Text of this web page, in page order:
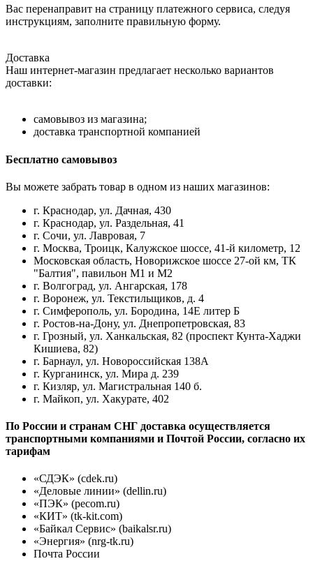
Вас перенаправит на страницу платежного сервиса, следуя
инструкциям, заполните правильную форму.
Доставка
Наш интернет-магазин предлагает несколько вариантов
доставки:
самовывоз из магазина;
доставка транспортной компанией
Бесплатно самовывоз
Вы можете забрать товар в одном из наших магазинов:
г. Краснодар, ул. Дачная, 430
г. Краснодар, ул. Раздельная, 41
г. Сочи, ул. Лавровая, 7
г. Москва, Троицк, Калужское шоссе, 41-й километр, 12
Московская область, Новорижское шоссе 27-ой км, ТК
"Балтия", павильон М1 и М2
г. Волгоград, ул. Ангарская, 178
г. Воронеж, ул. Текстильщиков, д. 4
г. Симферополь, ул. Бородина, 14Е литер Б
г. Ростов-на-Дону, ул. Днепропетровская, 83
г. Грозный, ул. Ханкальская, 82 (проспект Кунта-Хаджи
Кишиева, 82)
г. Барнаул, ул. Новороссийская 138А
г. Курганинск, ул. Мира д. 239
г. Кизляр, ул. Магистральная 140 б.
г. Майкоп, ул. Хакурате, 402
По России и странам СНГ доставка осуществляется
транспортными компаниями и Почтой России, согласно их
тарифам
«СДЭК» (cdek.ru)
«Деловые линии» (dellin.ru)
«ПЭК» (pecom.ru)
«КИТ» (tk-kit.com)
«Байкал Сервис» (baikalsr.ru)
«Энергия» (nrg-tk.ru)
Почта России